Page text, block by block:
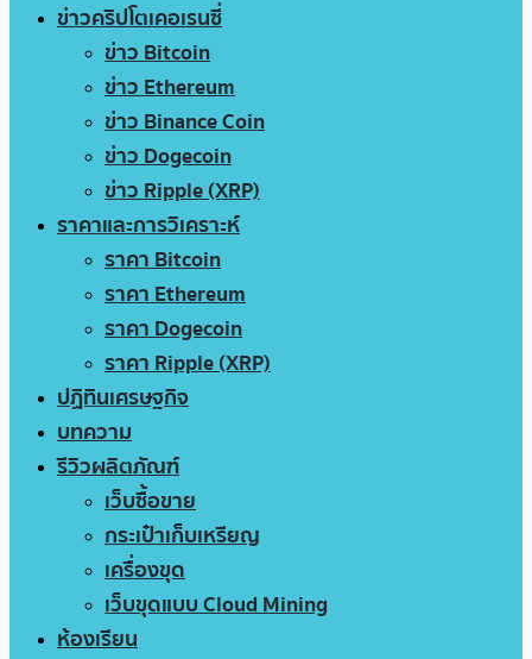
ข่าวคริปโตเคอเรนซี่
ข่าว Bitcoin
ข่าว Ethereum
ข่าว Binance Coin
ข่าว Dogecoin
ข่าว Ripple (XRP)
ราคาและการวิเคราะห์
ราคา Bitcoin
ราคา Ethereum
ราคา Dogecoin
ราคา Ripple (XRP)
ปฏิทินเศรษฐกิจ
บทความ
รีวิวผลิตภัณฑ์
เว็บซื้อขาย
กระเป๋าเก็บเหรียญ
เครื่องขุด
เว็บขุดแบบ Cloud Mining
ห้องเรียน